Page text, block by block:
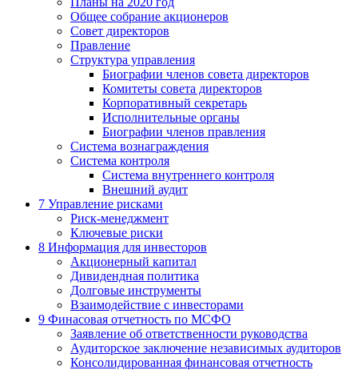
Общее собрание акционеров
Совет директоров
Правление
Структура управления
Биографии членов совета директоров
Комитеты совета директоров
Корпоративный секретарь
Исполнительные органы
Биографии членов правления
Система вознаграждения
Система контроля
Система внутреннего контроля
Внешний аудит
7 Управление рисками
Риск-менеджмент
Ключевые риски
8 Информация для инвесторов
Акционерный капитал
Дивидендная политика
Долговые инструменты
Взаимодействие с инвеcторами
9 Финасовая отчетность по МСФО
Заявление об ответственности руководства
Аудиторское заключение независимых аудиторов
Консолидированная финансовая отчетность